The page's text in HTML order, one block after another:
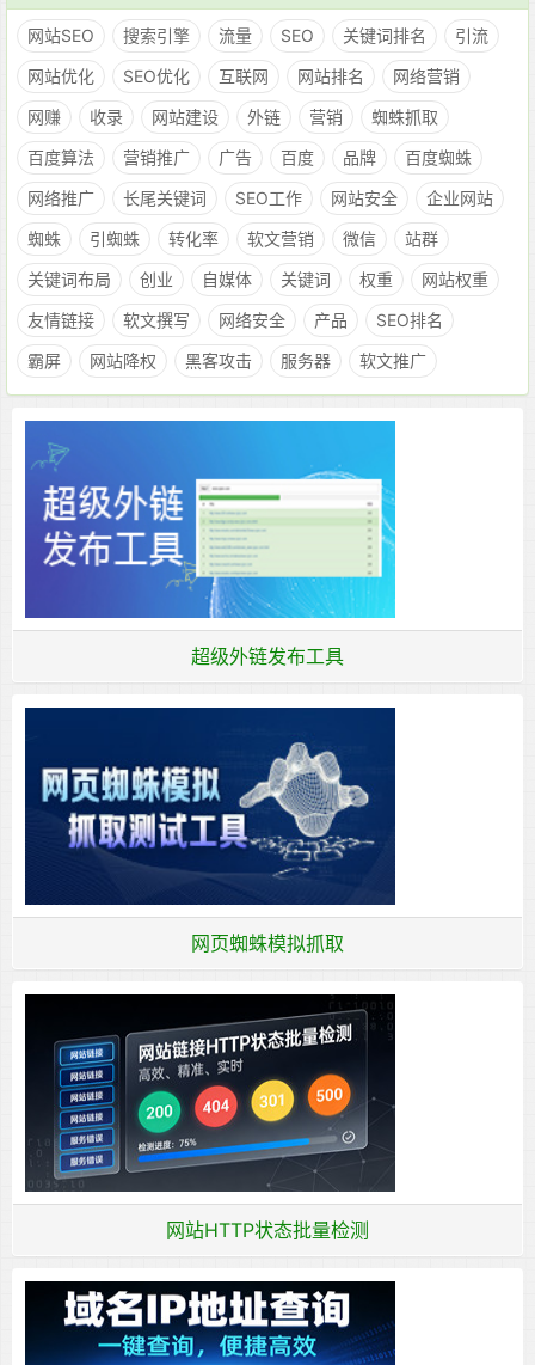
网站SEO 搜索引擎 流量 SEO 关键词排名
引流
网站优化
SEO优化 互联网 网站排名
网络营销
网赚
收录 网站建设 外链 营销
蜘蛛抓取
百度算法
营销推广 广告 百度 品牌
百度蜘蛛
网络推广
长尾关键词 SEO工作 网站安全
企业网站
蜘蛛
引蜘蛛 转化率 软文营销 微信
站群
关键词布局
创业 自媒体 关键词 权重
网站权重
友情链接
软文撰写 网络安全 产品
SEO排名
霸屏
网站降权 黑客攻击 服务器 软文推广
超级外链发布工具
网页蜘蛛模拟抓取
网站HTTP状态批量检测